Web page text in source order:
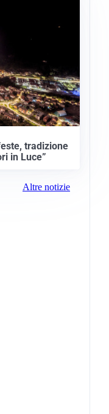
tradizione
in Luce”
Altre notizie